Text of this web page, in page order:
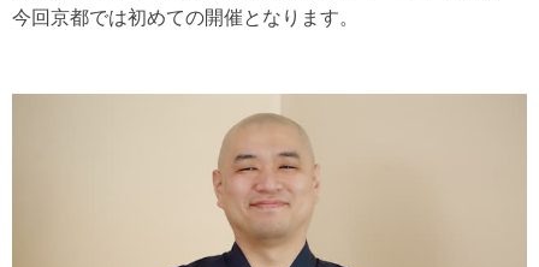
今回京都では初めての開催となります。